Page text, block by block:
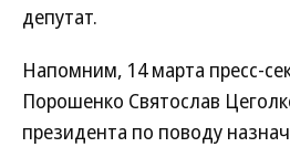
депутат.
Напомним, 14 марта пресс-
Порошенко Святослав
президента по поводу